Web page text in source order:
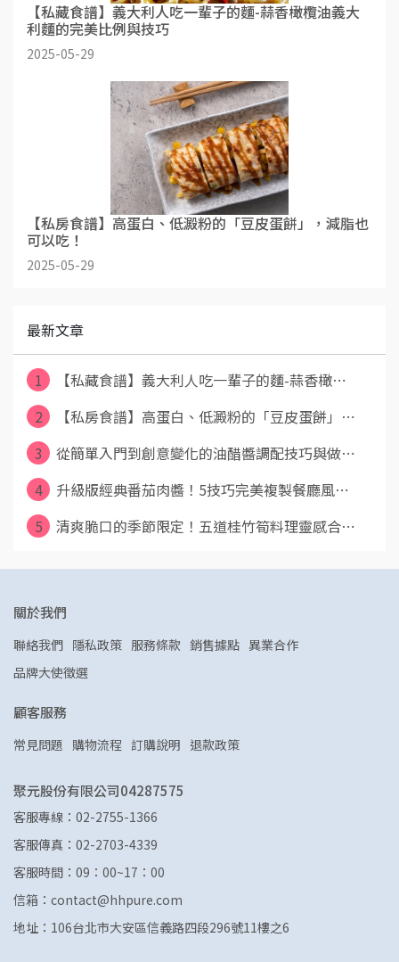
【私藏食譜】義大利人吃一輩子的麵-蒜香橄欖油義大
利麵的完美比例與技巧
2025-05-29
【私房食譜】高蛋白、低澱粉的「豆皮蛋餅」，減脂也
可以吃！
2025-05-29
最新文章
1
【私藏食譜】義大利人吃一輩子的麵-蒜香橄⋯
2
【私房食譜】高蛋白、低澱粉的「豆皮蛋餅」⋯
3
從簡單入門到創意變化的油醋醬調配技巧與做⋯
4
升級版經典番茄肉醬！5技巧完美複製餐廳風⋯
5
清爽脆口的季節限定！五道桂竹筍料理靈感合⋯
關於我們
聯絡我們 隱私政策 服務條款 銷售據點 異業合作
品牌大使徵選
顧客服務
常見問題 購物流程 訂購說明 退款政策
聚元股份有限公司04287575
客服專線：02-2755-1366
客服傳真：02-2703-4339
客服時間：09：00~17：00
信箱：contact@hhpure.com
地址：106台北市大安區信義路四段296號11樓之6